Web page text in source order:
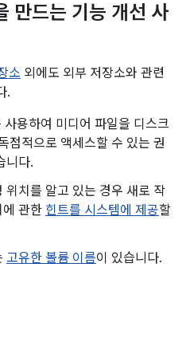
만드는 기능 개선 사
소 외에도 외부 저장소와 관련
.
사용하여 미디어 파일을 디스크
점적으로 액세스할 수 있는 권
니다.
위치를 알고 있는 경우 새로 작
관한 힌트를 시스템에 제공할
고유한 볼륨 이름이 있습니다.